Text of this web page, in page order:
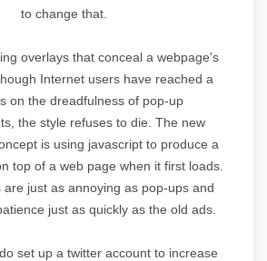
to change that.
overlays that conceal a webpage's
Internet users have reached a
on the dreadfulness of pop-up
the style refuses to die. The new
is using javascript to produce a
top of a web page when it first loads.
are just as annoying as pop-ups and
just as quickly as the old ads.
set up a twitter account to increase